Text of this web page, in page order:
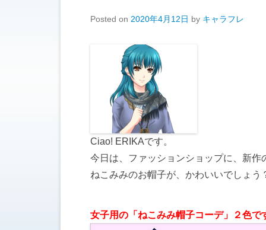
Posted on 2020年4月12日 by キャラフレ
Ciao! ERIKAです。
今日は、ファッションショップに、新作
ねこみみのお帽子が、かわいいでしょう
女子用の「ねこみみ帽子コーデ」２色で